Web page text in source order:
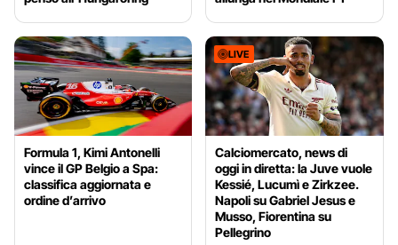
Formula 1, Kimi Antonelli
vince il GP Belgio a Spa:
classifica aggiornata e
ordine d’arrivo
LIVE
Calciomercato, news di
oggi in diretta: la Juve vuole
Kessié, Lucumì e Zirkzee.
Napoli su Gabriel Jesus e
Musso, Fiorentina su
Pellegrino